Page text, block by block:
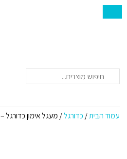
חיפוש
עמוד הבית/ כדורגל/ מעגל אימון כדורגל – TIKI-TAKA